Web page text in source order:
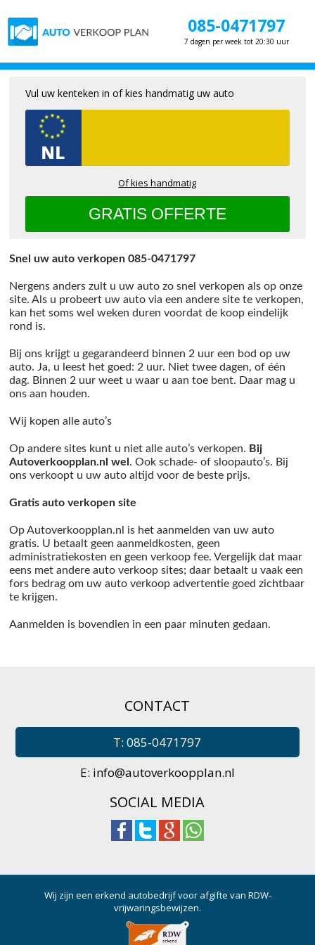
085-0471797
7 dagen per week tot 20:30 uur
Snel uw auto verkopen 085-0471797
Nergens anders zult u uw auto zo snel verkopen als op onze
site. Als u probeert uw auto via een andere site te verkopen,
kan het soms wel weken duren voordat de koop eindelijk
rond is.
Bij ons krijgt u gegarandeerd binnen 2 uur een bod op uw
auto. Ja, u leest het goed: 2 uur. Niet twee dagen, of één
dag. Binnen 2 uur weet u waar u aan toe bent. Daar mag u
ons aan houden.
Wij kopen alle auto’s
Op andere sites kunt u niet alle auto’s verkopen. Bij
Autoverkoopplan.nl wel . Ook schade- of sloopauto’s. Bij
ons verkoopt u uw auto altijd voor de beste prijs.
Gratis auto verkopen site
Op Autoverkoopplan.nl is het aanmelden van uw auto
gratis. U betaalt geen aanmeldkosten, geen
administratiekosten en geen verkoop fee. Vergelijk dat maar
eens met andere auto verkoop sites; daar betaalt u vaak een
fors bedrag om uw auto verkoop advertentie goed zichtbaar
te krijgen.
Aanmelden is bovendien in een paar minuten gedaan.
Vul uw kenteken in of kies handmatig uw auto
Of kies handmatig
CONTACT
T: 085-0471797
E: info@autoverkoopplan.nl
SOCIAL MEDIA
Wij zijn een erkend autobedrijf voor afgifte van RDW-
vrijwaringsbewijzen.